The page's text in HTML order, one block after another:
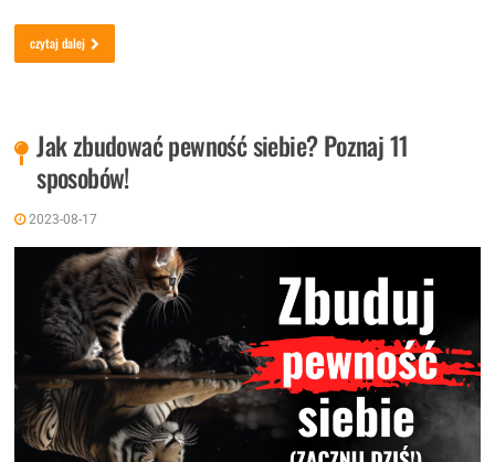
czytaj dalej
Jak zbudować pewność siebie? Poznaj 11
sposobów!
2023-08-17